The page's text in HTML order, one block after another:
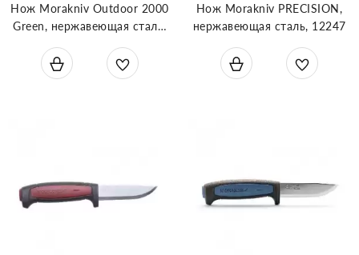
Нож Morakniv Outdoor 2000
Green, нержавеющая сталь,
Нож Morakniv PRECISION,
нержавеющая сталь, 12247